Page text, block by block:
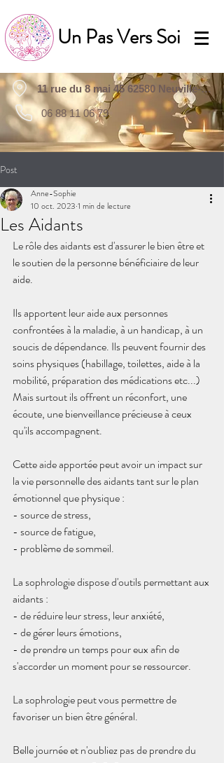
Un Pas Vers Soi
11 rue du 8 mai 45 62580 Neuville-Saint-Vaast
06 88 11 06 79
Post
Les Aidants
Anne-Sophie
10 oct. 2023 1 min de lecture
Le rôle des aidants est d'assurer le bien être et
le soutien de la personne bénéficiaire de leur
aide.
Ils apportent leur aide aux personnes
confrontées à la maladie, à un handicap, à un
soucis de dépendance. Ils peuvent fournir des
soins physiques (habillage, toilettes, aide à la
mobilité, préparation des médications etc...)
Mais surtout ils offrent un réconfort, une
écoute, une bienveillance précieuse à ceux
qu'ils accompagnent.
Cette aide apportée peut avoir un impact sur
la vie personnelle des aidants tant sur le plan
émotionnel que physique :
- source de stress,
- source de fatigue,
- problème de sommeil.
La sophrologie dispose d'outils permettant aux
aidants :
- de réduire leur stress, leur anxiété,
- de gérer leurs émotions,
- de prendre un temps pour eux afin de
s'accorder un moment pour se ressourcer.
La sophrologie peut vous permettre de
favoriser un bien être général.
Belle journée et n'oubliez pas de prendre du